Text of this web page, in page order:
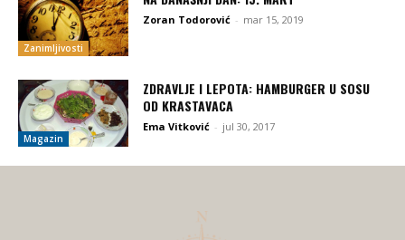
Zanimljivosti
Zoran Todorović - mar 15, 2019
Magazin
ZDRAVLJE I LEPOTA: HAMBURGER U SOSU
OD KRASTAVACA
Ema Vitković - jul 30, 2017